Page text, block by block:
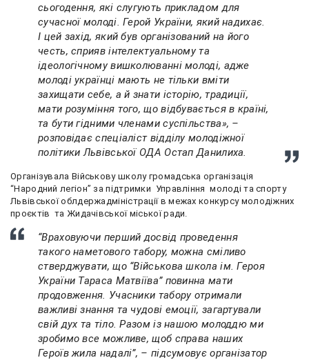
сьогодення, які слугують прикладом для
сучасної молоді. Герой України, який надихає.
І цей захід, який був організований на його
честь, сприяв інтелектуальному та
ідеологічному вишколюванні молоді, адже
молоді українці мають не тільки вміти
захищати себе, а й знати історію, традиції,
мати розуміння того, що відбувається в країні,
та бути гідними членами суспільства», –
розповідає спеціаліст відділу молодіжної
політики Львівської ОДА Остап Данилиха.
Організувала Військову школу громадська організація
“Народний легіон” за підтримки Управління молоді та спорту
Львівської облдержадміністрації в межах конкурсу молодіжних
проєктів та Жидачівської міської ради.
“Враховуючи перший досвід проведення
такого наметового табору, можна сміливо
стверджувати, що “Військова школа ім. Героя
України Тараса Матвіїва” повинна мати
продовження. Учасники табору отримали
важливі знання та чудові емоції, загартували
свій дух та тіло. Разом із нашою молоддю ми
зробимо все можливе, щоб справа наших
Героїв жила надалі”, – підсумовує організатор